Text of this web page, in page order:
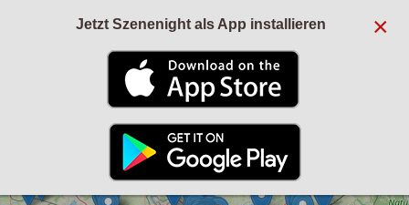
×
Jetzt Szenenight als App installieren